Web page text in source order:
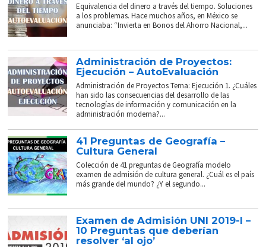
Equivalencia del dinero a través del tiempo. Soluciones
a los problemas. Hace muchos años, en México se
anunciaba: “Invierta en Bonos del Ahorro Nacional,...
Administración de Proyectos:
Ejecución – AutoEvaluación
Administración de Proyectos Tema: Ejecución 1. ¿Cuáles
han sido las consecuencias del desarrollo de las
tecnologías de información y comunicación en la
administración moderna?...
41 Preguntas de Geografía –
Cultura General
Colección de 41 preguntas de Geografía modelo
examen de admisión de cultura general. ¿Cuál es el país
más grande del mundo? ¿Y el segundo...
Examen de Admisión UNI 2019-I –
10 Preguntas que deberían
resolver ‘al ojo’